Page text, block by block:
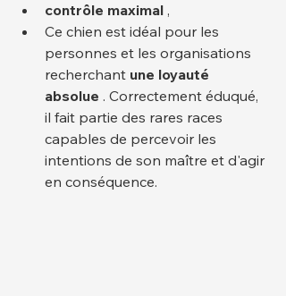
contrôle maximal ,
Ce chien est idéal pour les
personnes et les organisations
recherchant une loyauté
absolue . Correctement éduqué,
il fait partie des rares races
capables de percevoir les
intentions de son maître et d'agir
en conséquence.